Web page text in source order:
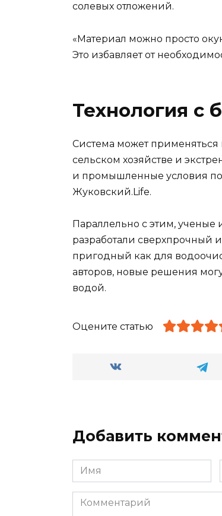
солевых отложений.
«Материал можно просто
Это избавляет от
Технология
Система может применяться
сельском хозяйстве и
и промышленные условия
Жуковский.Life.
Параллельно с этим, ученые
разработали сверхпрочный
пригодный как для
авторов, новые решения
водой.
Оцените статью
Добавить
Имя
*
Комментарий